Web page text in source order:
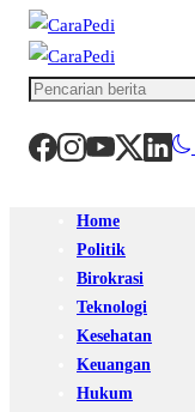
Home
Politik
Birokrasi
Teknologi
Kesehatan
Keuangan
Hukum